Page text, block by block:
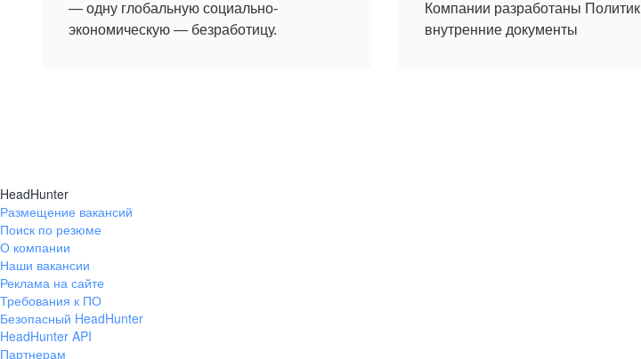
— одну глобальную социально-
экономическую — безработицу.
Компании разработаны
внутренние документы
HeadHunter
Размещение вакансий
Поиск по резюме
О компании
Наши вакансии
Реклама на сайте
Требования к ПО
Безопасный HeadHunter
HeadHunter API
Партнерам